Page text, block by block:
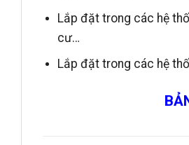
Lắp đặt trong các hệ
cư…
Lắp đặt trong các hệ